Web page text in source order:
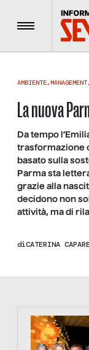
Menu
AMBIENTE,MANAGEMENT,
La nuova
Da tempo
trasformazione
basato sulla
Parma sta
grazie alla
decidono non
attività, ma di
diCATERINA
https://